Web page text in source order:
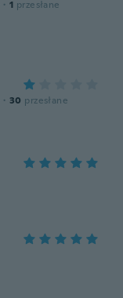
· 1 przesłane
· 30 przesłane